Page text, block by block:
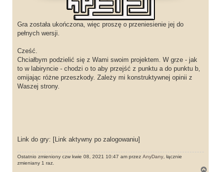
Gra została ukończona, więc proszę o przeniesienie jej do
pełnych wersji.
Cześć.
Chciałbym podzielić się z Wami swoim projektem. W grze - jak
to w labiryncie - chodzi o to aby przejść z punktu a do punktu b,
omijając różne przeszkody. Zależy mi konstruktywnej opinii z
Waszej strony.
Link do gry: [Link aktywny po zalogowaniu]
Ostatnio zmieniony czw kwie 08, 2021 10:47 am przez AnyDany , łącznie
zmieniany 1 raz.